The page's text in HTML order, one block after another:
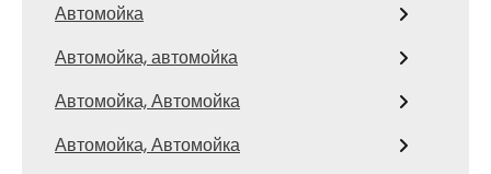
Автомойка
Автомойка, автомойка
Автомойка, Автомойка
Автомойка, Автомойка